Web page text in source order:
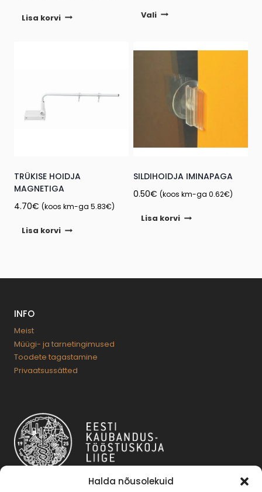
Halda nõusolekuid
Lisa korvi Vali
variants.
The
options
may
chosen
the
product
TRÜKISE HOIDJA
MAGNETIGA
4.70€ (koos km-ga 5.83€)
Lisa korvi
SILDIHOIDJA IMINAPAGA
0.50€ (koos km-ga 0.62€)
Lisa korvi
INFO
Meist
Müügi- ja tarnetingimused
Toodete tagastamine
Privaatsussätted